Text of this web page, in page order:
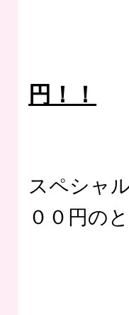
円！！
スペシャ
００円のと